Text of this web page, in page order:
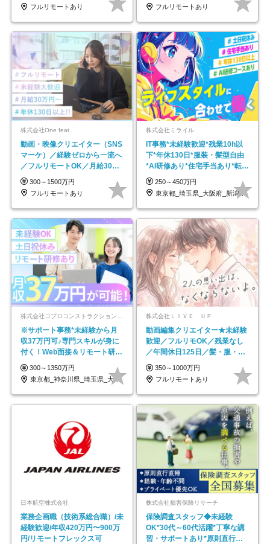
フルリモートあり
フルリモートあり
株式会社One feat.
動画・映像クリエイター（SNS
マーケ）／経験ゼロから一流へ
／フルリモートOK／月給30万
円～／年休130日以上
300～1500万円
フルリモートあり
株式会社ミライル
IT事務*未経験歓迎*残業10h以
下*年休130日*服装・髪型自由
*AI研修あり*住宅手当あり*転勤
なし
250～450万円
東京都_埼玉県_大阪府_新潟県_福岡県
※サポート事務*未経験から月
収37万円可♪専門スキルが身に
付く！Web面接＆リモート研修
も充実♪/a
300～1350万円
東京都_神奈川県_埼玉県_大阪府_愛知県…
株式会社ＬＩＶＥ ＵＰ
動画編集クリエイター★未経験
歓迎／フルリモOK／残業なし
／年間休日125日／髪・服・ネ
イル自由／研修充実で安心
350～1000万円
フルリモートあり
日本航空株式会社
業務企画職（技術系総合職）/未
経験歓迎/年収420万円〜900万
円/リモートフレックス可
株式会社損害保険リサーチ
保険調査スタッフ◆未経験
OK*30代～60代活躍*丁寧な講
習・サポートあり*原則直行直